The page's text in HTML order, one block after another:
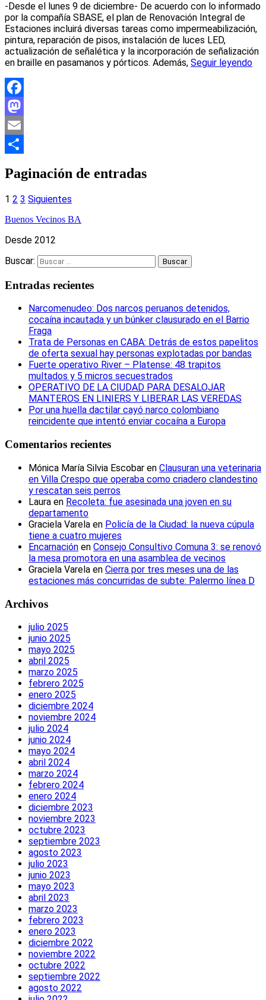
-Desde el lunes 9 de diciembre- De acuerdo con lo informado
por la compañía SBASE, el plan de Renovación Integral de
Estaciones incluirá diversas tareas como impermeabilización,
pintura, reparación de pisos, instalación de luces LED,
actualización de señalética y la incorporación de señalización
en braille en pasamanos y pórticos. Además, Seguir leyendo
Facebook
Mastodon
Email
Paginación de entradas
1 2 3 Siguientes
Buenos Vecinos BA
Desde 2012
Buscar:
Entradas recientes
Narcomenudeo: Dos narcos peruanos detenidos,
cocaína incautada y un búnker clausurado en el Barrio
Fraga
Trata de Personas en CABA: Detrás de estos papelitos
de oferta sexual hay personas explotadas por bandas
Fuerte operativo River – Platense: 48 trapitos
multados y 5 micros secuestrados
OPERATIVO DE LA CIUDAD PARA DESALOJAR
MANTEROS EN LINIERS Y LIBERAR LAS VEREDAS
Por una huella dactilar cayó narco colombiano
reincidente que intentó enviar cocaína a Europa
Comentarios recientes
Mónica María Silvia Escobar en Clausuran una veterinaria
en Villa Crespo que operaba como criadero clandestino
y rescatan seis perros
Laura en Recoleta: fue asesinada una joven en su
departamento
Graciela Varela en Policía de la Ciudad: la nueva cúpula
tiene a cuatro mujeres
Encarnación en Consejo Consultivo Comuna 3: se renovó
la mesa promotora en una asamblea de vecinos
Graciela Varela en Cierra por tres meses una de las
estaciones más concurridas de subte: Palermo línea D
Archivos
julio 2025
junio 2025
mayo 2025
abril 2025
marzo 2025
febrero 2025
enero 2025
diciembre 2024
noviembre 2024
julio 2024
junio 2024
mayo 2024
abril 2024
marzo 2024
febrero 2024
enero 2024
diciembre 2023
noviembre 2023
octubre 2023
septiembre 2023
agosto 2023
julio 2023
junio 2023
mayo 2023
abril 2023
marzo 2023
febrero 2023
enero 2023
diciembre 2022
noviembre 2022
octubre 2022
septiembre 2022
agosto 2022